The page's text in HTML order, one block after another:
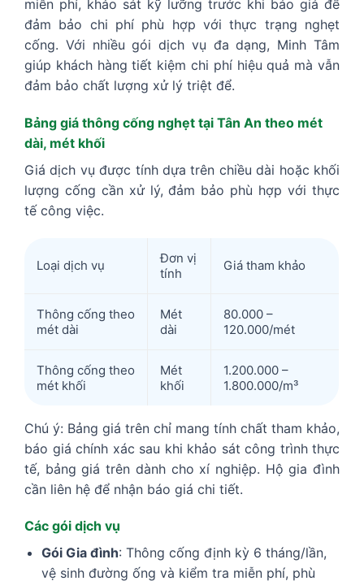
miễn phí, khảo sát kỹ lưỡng trước khi báo giá để
đảm bảo chi phí phù hợp với thực trạng nghẹt
cống. Với nhiều gói dịch vụ đa dạng, Minh Tâm
giúp khách hàng tiết kiệm chi phí hiệu quả mà vẫn
đảm bảo chất lượng xử lý triệt để.
Bảng giá thông cống nghẹt tại Tân An theo mét
dài, mét khối
Giá dịch vụ được tính dựa trên chiều dài hoặc khối
lượng cống cần xử lý, đảm bảo phù hợp với thực
tế công việc.
Loại dịch vụ
Đơn vị
tính
Giá tham khảo
Thông cống theo
mét dài
Mét
dài
80.000 –
120.000/mét
Thông cống theo
mét khối
Mét
khối
1.200.000 –
1.800.000/m³
Chú ý: Bảng giá trên chỉ mang tính chất tham khảo,
báo giá chính xác sau khi khảo sát công trình thực
tế, bảng giá trên dành cho xí nghiệp. Hộ gia đình
cần liên hệ để nhận báo giá chi tiết.
Các gói dịch vụ
Gói Gia đình: Thông cống định kỳ 6 tháng/lần,
vệ sinh đường ống và kiểm tra miễn phí, phù